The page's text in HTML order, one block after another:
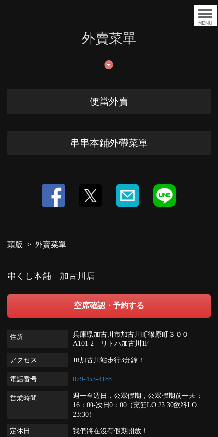
MENU
外賣菜單
便當外賣
串串本鋪外帶菜單
頭版 外賣菜單
この店舗情報をシェアする
https://kushikakogawa.owst.jp/takeouts
閉じる
串くし本舗 加古川店
空席確認・予約する
住所
兵庫県加古川市加古川町篠原町３００
A101-2 リトハ加古川1F
アクセス JR加古川站步行3分鐘！
電話番号 079-453-4188
営業時間
週一至週日，公眾假期，公眾假期前一天：
16：00-次日0：00（烹飪LO 23:30飲料LO
23:30）
定休日 我們將在沒有假期開放！